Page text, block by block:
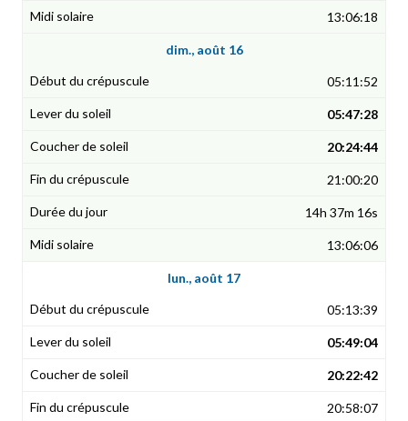
13:06:18
dim., août 16
05:11:52
05:47:28
20:24:44
21:00:20
14h 37m 16s
13:06:06
lun., août 17
05:13:39
05:49:04
20:22:42
20:58:07